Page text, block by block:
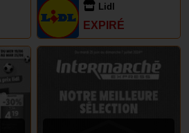
Lidl
EXPIRÉ